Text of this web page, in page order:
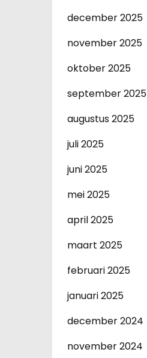
december 2025
november 2025
oktober 2025
september 2025
augustus 2025
juli 2025
juni 2025
mei 2025
april 2025
maart 2025
februari 2025
januari 2025
december 2024
november 2024